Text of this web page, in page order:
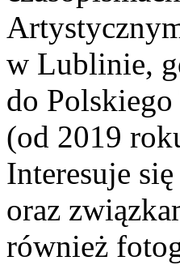
w Lublinie,
do
(od 2019
Interesuje
oraz
również